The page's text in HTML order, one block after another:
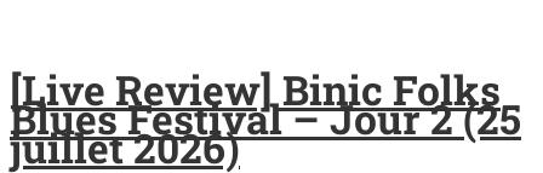
[Live Review] Binic Folks
Blues Festival – Jour 2 (25
juillet 2026)